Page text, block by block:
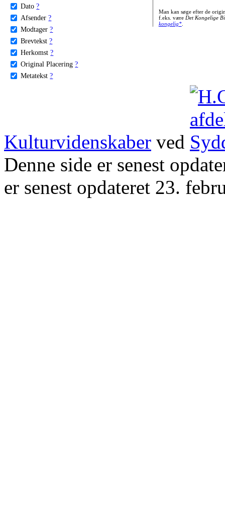
Dato ?
Afsender ?
Modtager ?
Brevtekst ?
Herkomst ?
Original Placering ?
Metatekst ?
Man kan søge efter de
f.eks. være Det Kongelige
kongelig*.
Kulturvidenskaber ved
Denne side er senest
er senest opdateret 23.